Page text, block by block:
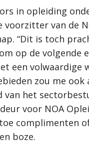
in opleiding
van de
“Dit is toch
op de volgende
een volwaardige
zou me ook
het
voor NOA
complimenten
boze.